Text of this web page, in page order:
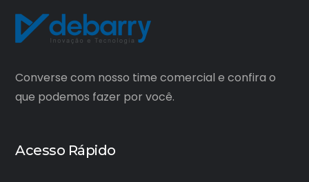
Converse com nosso time comercial e confira o
que podemos fazer por você.
Acesso Rápido